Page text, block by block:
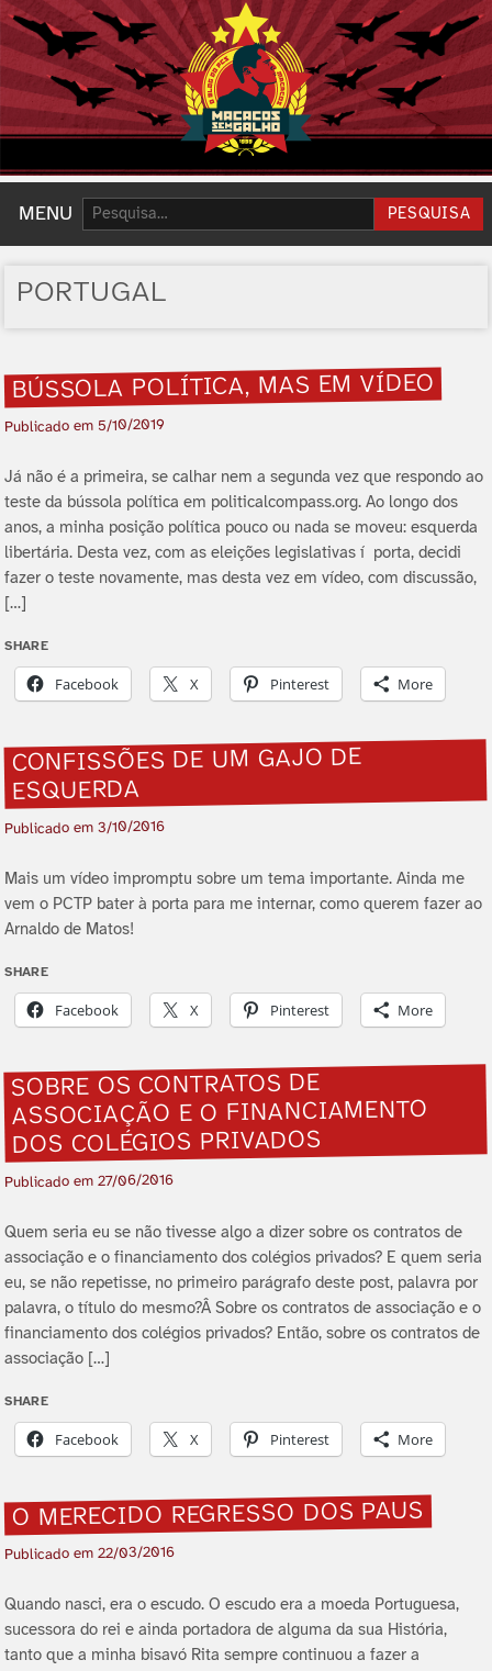
MENU Pesquisar: PESQUISA
PORTUGAL
BÚSSOLA POLÍ­TICA, MAS EM VÍ­DEO
Publicado em 5/10/2019
Já não é a primeira, se calhar nem a segunda vez que respondo ao
teste da bússola polí­tica em politicalcompass.org. Ao longo dos
anos, a minha posição polí­tica pouco ou nada se moveu: esquerda
libertária. Desta vez, com as eleições legislativas í porta, decidi
fazer o teste novamente, mas desta vez em ví­deo, com discussão,
[…]
SHARE
Facebook X Pinterest More
CONFISSÕES DE UM GAJO DE
ESQUERDA
Publicado em3/10/2016
Mais um ví­deo impromptu sobre um tema importante. Ainda me
vem o PCTP bater à porta para me internar, como querem fazer ao
Arnaldo de Matos!
SHARE
Facebook X Pinterest More
SOBRE OS CONTRATOS DE
ASSOCIAÇÃO E O FINANCIAMENTO
DOS COLÉGIOS PRIVADOS
Publicado em27/06/2016
Quem seria eu se não tivesse algo a dizer sobre os contratos de
associação e o financiamento dos colégios privados? E quem seria
eu, se não repetisse, no primeiro parágrafo deste post, palavra por
palavra, o tí­tulo do mesmo?Â Sobre os contratos de associação e o
financiamento dos colégios privados? Então, sobre os contratos de
associação […]
SHARE
Facebook X Pinterest More
O MERECIDO REGRESSO DOS PAUS
Publicado em22/03/2016
Quando nasci, era o escudo. O escudo era a moeda Portuguesa,
sucessora do rei e ainda portadora de alguma da sua História,
tanto que a minha bisavó Rita sempre continuou a fazer a